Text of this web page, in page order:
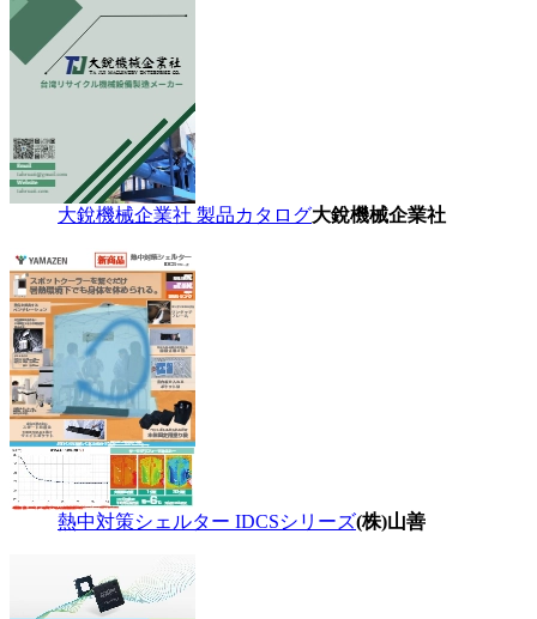
大銳機械企業社 製品カタログ大銳機械企業社
熱中対策シェルター IDCSシリーズ(株)山善